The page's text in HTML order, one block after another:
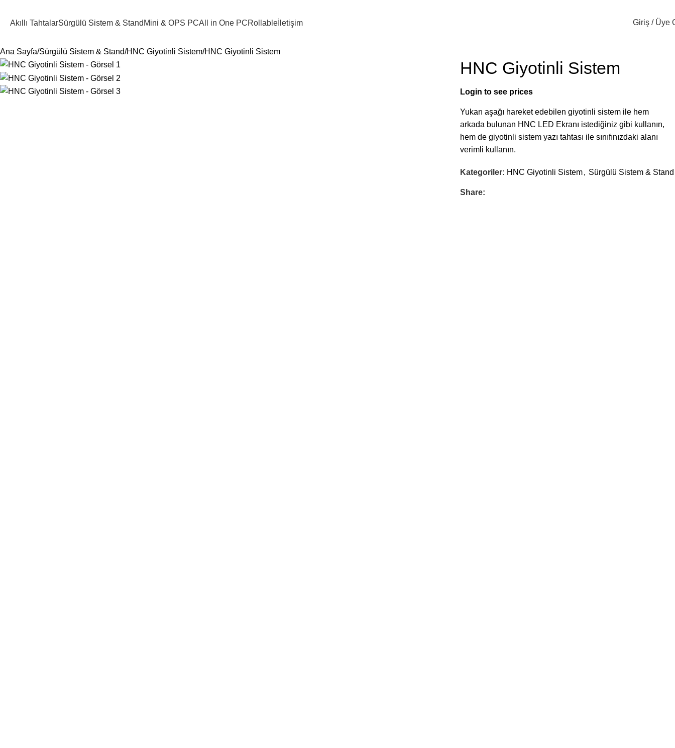
Akıllı TahtalarSürgülü Sistem & Stand Mini & OPS PCAll in One PCRollable İletişim Giriş / Üye
Ana Sayfa Sürgülü Sistem & Stand HNC Giyotinli Sistem HNC Giyotinli Sistem
HNC Giyotinli Sistem
Login to see prices
Yukarı aşağı hareket edebilen giyotinli sistem ile hem
arkada bulunan HNC LED Ekranı istediğiniz gibi kullanın,
hem de giyotinli sistem yazı tahtası ile sınıfınızdaki alanı
verimli kullanın.
Kategoriler: HNC Giyotinli Sistem, Sürgülü Sistem & Stand
Share: